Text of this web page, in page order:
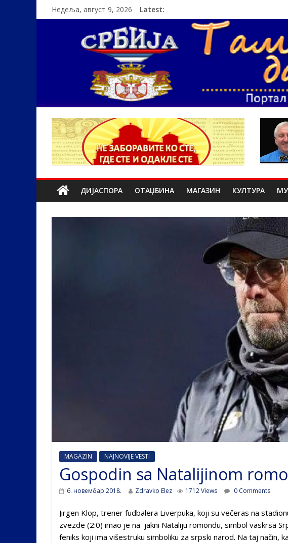
Недеља, август 9, 2026 Latest:
ДИЈАСПОРА ОТАЏБИНА МАГАЗИН КУЛТУРА
MAGAZIN NAJNOVIJE VESTI
Gospodin sa Natalijinom
6. новембар 2018. Zdravko Elez 1712 Views 0 Comments
Jirgen Klop, trener fudbalera Liverpuka, koji su večeras na
zvezde (2:0) imao je na jakni Nataliju romondu, simbol vaskrsa
feniks koji ima višestruku simboliku za srpski narod. Na taj način,